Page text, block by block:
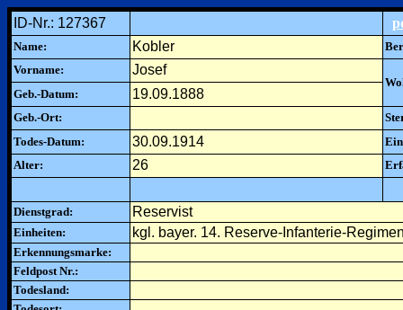
ID-Nr.: 127367
Name: Kobler
Vorname:
Josef
Geb.-Datum:
19.09.1888
Geb.-Ort:
Todes-Datum:
30.09.1914
Alter:
26
Dienstgrad: Reservist
Einheiten: kgl. bayer. 14. Reserve-Infanterie-
Erkennungsmarke:
Feldpost Nr.:
Todesland: